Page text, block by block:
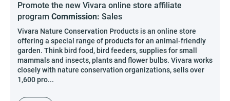
Promote the new Vivara online store affiliate
program Commission: Sales
Vivara Nature Conservation Products is an online store
offering a special range of products for an animal-friendly
garden. Think bird food, bird feeders, supplies for small
mammals and insects, plants and flower bulbs. Vivara works
closely with nature conservation organizations, sells over
1,600 pro...